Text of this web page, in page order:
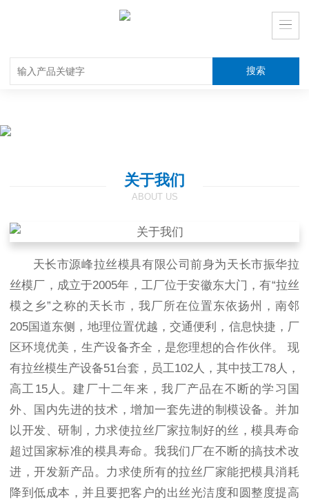
关于我们
ABOUT US
天长市源峰拉丝模具有限公司前身为天长市振华拉
丝模厂，成立于2005年，工厂位于安徽东大门，有“拉丝
模之乡”之称的天长市，我厂所在位置东依扬州，南邻
205国道东侧，地理位置优越，交通便利，信息快捷，厂
区环境优美，生产设备齐全，是您理想的合作伙伴。 现
有拉丝模生产设备51台套，员工102人，其中技工78人，
高工15人。建厂十二年来，我厂产品在不断的学习国
外、国内先进的技术，增加一套先进的制模设备。并加
以开发、研制，力求使拉丝厂家拉制好的丝，模具寿命
超过国家标准的模具寿命。我我们厂在不断的搞技术改
进，开发新产品。力求使所有的拉丝厂家能把模具消耗
降到低成本，并且要把客户的出丝光洁度和圆整度提高